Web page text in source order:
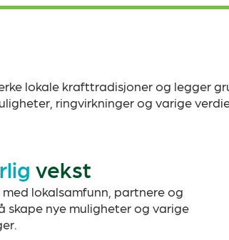
lokale krafttradisjoner og legger
ringvirkninger og varige
vekst
lokalsamfunn, partnere og
skape nye muligheter og varige